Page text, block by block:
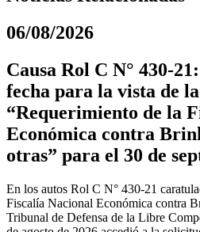
06/08/2026
Causa Rol C N° 430-
fecha para la vista de
“Requerimiento de la
Económica contra
otras” para el 30 de
En los autos Rol C N° 430-21
Fiscalía Nacional Económica contra
Tribunal de Defensa de la Libre